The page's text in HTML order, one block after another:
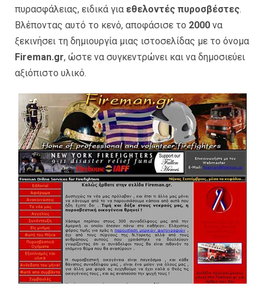
πυρασφάλειας, ειδικά για εθελοντές πυροσβέστες.
Βλέποντας αυτό το κενό, αποφάσισε το 2000 να
ξεκινήσει τη δημιουργία μιας ιστοσελίδας με το όνομα
Fireman.gr, ώστε να συγκεντρώνει και να δημοσιεύει
αξιόπιστο υλικό.